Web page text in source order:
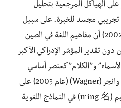
الهياكل المرجعية بتحليل
تجريبي مجسد للخبرة. على سبيل
المثال، يزعم جيان (2010، 2002) أن مفاهيم اللغة في الصين
دون تقدير المؤشر الإدراكي الأكبر
و”الكلام” كعنصر أساسي
منه. وعلى نحو مماثل، يؤكد وانجر (Wagner) (عام 2003) على
الكيفية التي تحدد بها مفاهيم (ming 名) في النماذج اللغوية